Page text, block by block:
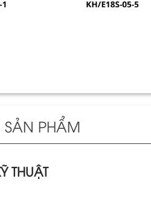
SẢN PHẨM
THUẬT